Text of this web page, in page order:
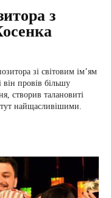
з
зі світовим ім’ям
він провів більшу
створив талановиті
найщасливішими.